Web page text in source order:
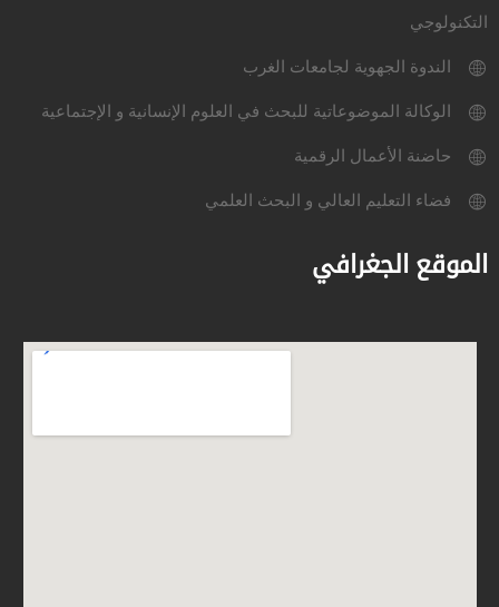
التكنولوجي
الندوة الجهوية لجامعات الغرب
الوكالة الموضوعاتية للبحث في العلوم الإنسانية و الإجتماعية
حاضنة الأعمال الرقمية
فضاء التعليم العالي و البحث العلمي
الموقع الجغرافي